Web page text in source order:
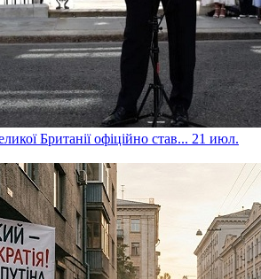
Британії офіційно став... 21 июл.